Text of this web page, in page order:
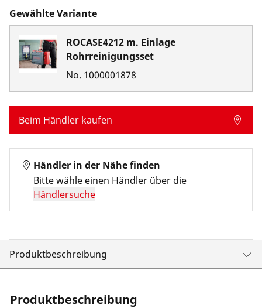
Gewählte Variante
ROCASE4212 m. Einlage
Rohrreinigungsset
No. 1000001878
Beim Händler kaufen
Händler in der Nähe finden
Bitte wähle einen Händler über die
Händlersuche
Produktbeschreibung
Produktbeschreibung